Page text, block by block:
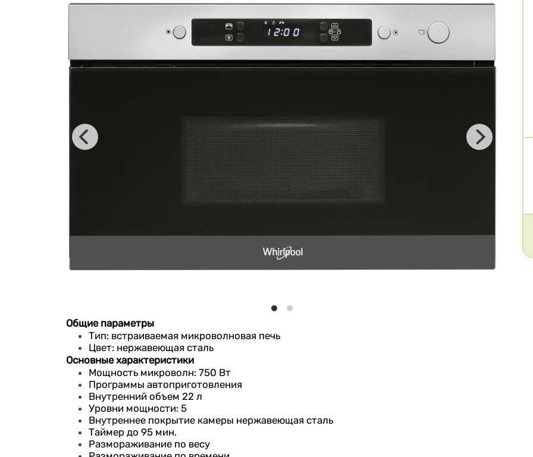
Общие параметры
Тип: встраиваемая микроволновая печь
Цвет: нержавеющая сталь
Основные характеристики
Мощность микроволн: 750 Вт
Программы автоприготовления
Внутренний объем 22 л
Уровни мощности: 5
Внутреннее покрытие камеры нержавеющая сталь
Таймер до 95 мин.
Размораживание по весу